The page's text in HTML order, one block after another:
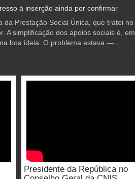
à inserção ainda por confirmar
da Prestação Social Única, que tratei no
A simplificação dos apoios sociais é, em
boa ideia. O problema estava —...
Presidente da República no